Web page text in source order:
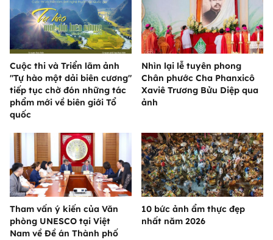
Cuộc thi và Triển lãm ảnh
"Tự hào một dải biên cương"
tiếp tục chờ đón những tác
phẩm mới về biên giới Tổ
quốc
Nhìn lại lễ tuyên phong
Chân phước Cha Phanxicô
Xaviê Trương Bửu Diệp qua
ảnh
Tham vấn ý kiến của Văn
phòng UNESCO tại Việt
Nam về Đề án Thành phố
10 bức ảnh ẩm thực đẹp
nhất năm 2026